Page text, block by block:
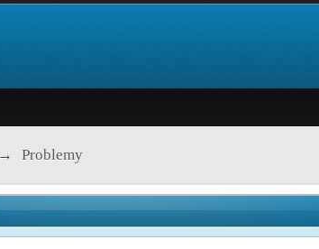
→ Problemy